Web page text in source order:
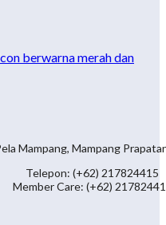
Mampang, Mampang
Telepon: (+62) 217824415
Member Care: (+62)